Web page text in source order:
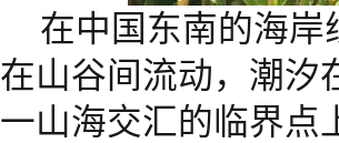
在中国东南的海
在山谷间流动，潮汐
一山海交汇的临界点